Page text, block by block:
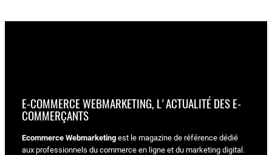
E-COMMERCE WEBMARKETING, L'ACTUALITÉ DES E-
COMMERÇANTS
Ecommerce Webmarketing est le magazine de référence dédié
aux professionnels du commerce en ligne et du marketing digital.